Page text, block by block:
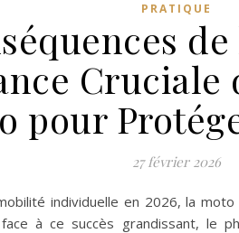
PRATIQUE
Cruciale
pour
27 février 2026
individuelle en 2026, la
à ce succès grandissant, le